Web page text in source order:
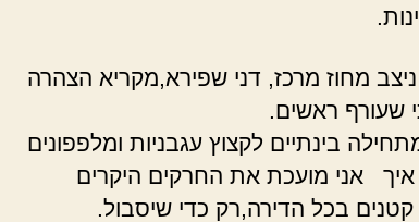
מחוז מרכז, דני שפירא,מקריא הצהרה
שעורף ראשים.
בינתיים לקצוץ עגבניות ומלפפונים
איך אני מועכת את החרקים היקרים
בכל הדירה,רק כדי שיסבול.